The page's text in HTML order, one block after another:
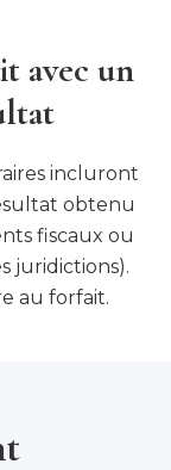
avec un
incluront
obtenu
fiscaux ou
juridictions).
au forfait.